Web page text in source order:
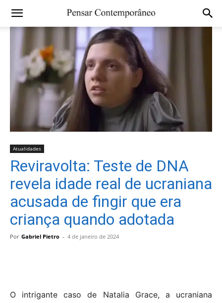
Atualidades
Reviravolta: Teste de DNA
revela idade real de ucraniana
acusada de fingir que era
criança quando adotada
Por Gabriel Pietro - 4 de janeiro de 2024
O intrigante caso de Natalia Grace, a ucraniana